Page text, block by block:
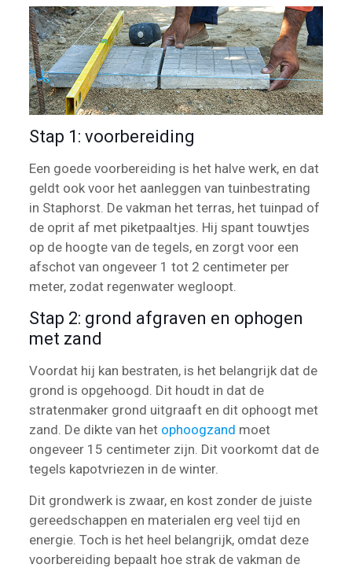
Stap 1: voorbereiding
Een goede voorbereiding is het halve werk, en dat
geldt ook voor het aanleggen van tuinbestrating
in Staphorst. De vakman het terras, het tuinpad of
de oprit af met piketpaaltjes. Hij spant touwtjes
op de hoogte van de tegels, en zorgt voor een
afschot van ongeveer 1 tot 2 centimeter per
meter, zodat regenwater wegloopt.
Stap 2: grond afgraven en ophogen
met zand
Voordat hij kan bestraten, is het belangrijk dat de
grond is opgehoogd. Dit houdt in dat de
stratenmaker grond uitgraaft en dit ophoogt met
zand. De dikte van het ophoogzand moet
ongeveer 15 centimeter zijn. Dit voorkomt dat de
tegels kapotvriezen in de winter.
Dit grondwerk is zwaar, en kost zonder de juiste
gereedschappen en materialen erg veel tijd en
energie. Toch is het heel belangrijk, omdat deze
voorbereiding bepaalt hoe strak de vakman de